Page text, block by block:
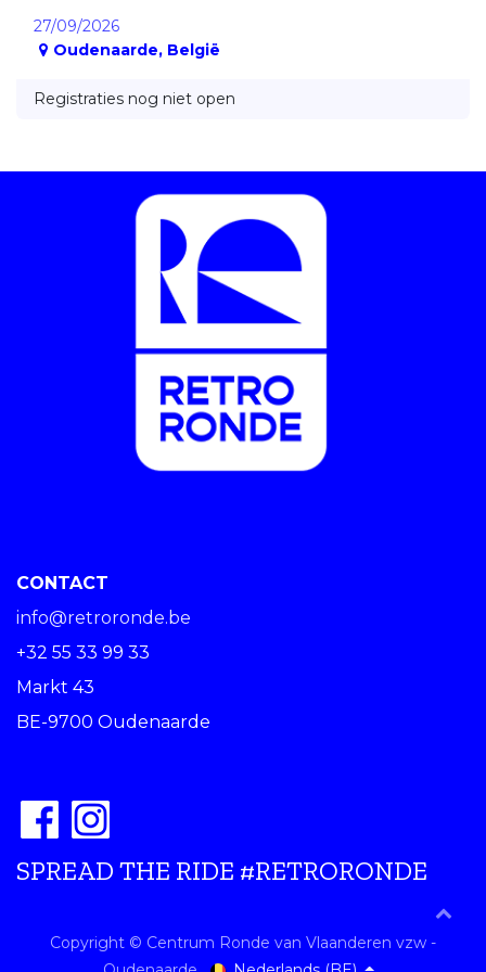
27/09/2026
Oudenaarde, België
Registraties nog niet open
CONTACT
info@retroronde.be
+32 55 33 99 33
Markt 43
BE-9700 Oudenaarde
SPREAD THE RIDE #RETRORONDE
Copyright © Centrum Ronde van Vlaanderen vzw -